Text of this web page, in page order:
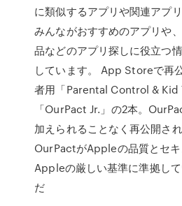
に類似するアプリや関連アプ
みんながおすすめのアプリや
品などのアプリ探しに役立つ
しています。 App Storeで再
者用「Parental Control & Kid
「OurPact Jr.」の2本。
加えられることなく再公開さ
OurPactがAppleの品質とセ
Appleの厳しい基準に準拠し
だ